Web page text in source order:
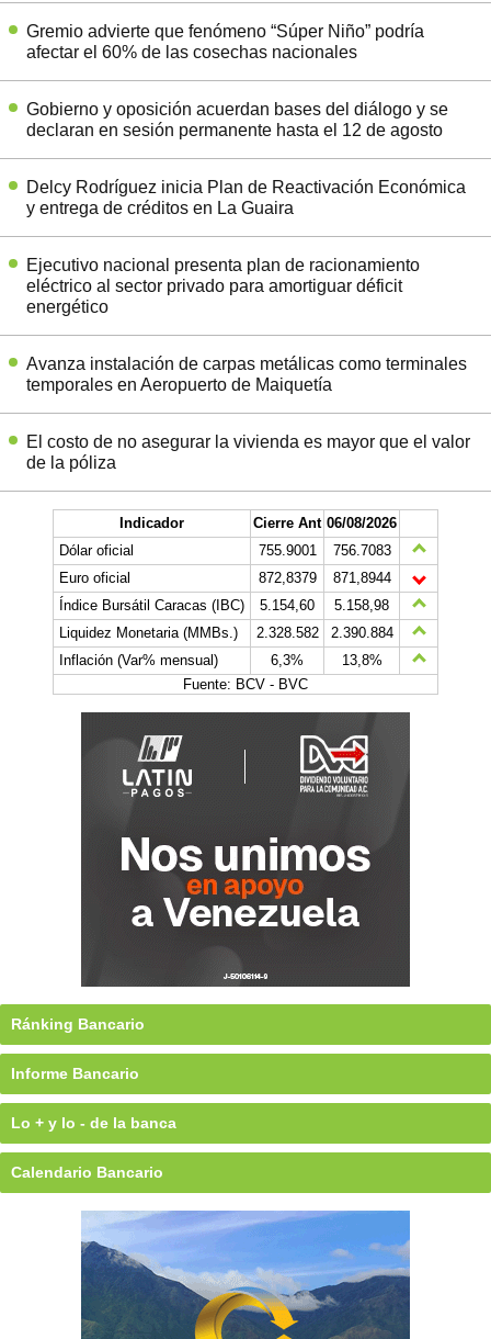
Gremio advierte que fenómeno “Súper Niño” podría
afectar el 60% de las cosechas nacionales
Gobierno y oposición acuerdan bases del diálogo y se
declaran en sesión permanente hasta el 12 de agosto
Delcy Rodríguez inicia Plan de Reactivación Económica
y entrega de créditos en La Guaira
Ejecutivo nacional presenta plan de racionamiento
eléctrico al sector privado para amortiguar déficit
energético
Avanza instalación de carpas metálicas como terminales
temporales en Aeropuerto de Maiquetía
El costo de no asegurar la vivienda es mayor que el valor
de la póliza
Indicador Cierre Ant 06/08/2026
Dólar oficial
755.9001
756.7083
Euro oficial
872,8379
871,8944
Índice Bursátil Caracas (IBC)
5.154,60
5.158,98
Liquidez Monetaria (MMBs.)
2.328.582
2.390.884
Inflación (Var% mensual)
6,3%
13,8%
Fuente: BCV - BVC
Ránking Bancario
Informe Bancario
Lo + y lo - de la banca
Calendario Bancario